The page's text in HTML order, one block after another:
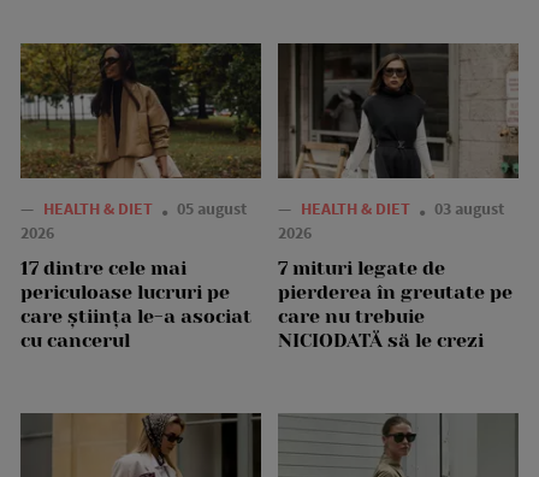
— HEALTH & DIET
05 august
2026
17 dintre cele mai
periculoase lucruri pe
care știința le-a asociat
cu cancerul
— HEALTH & DIET
03 august
2026
7 mituri legate de
pierderea în greutate pe
care nu trebuie
NICIODATĂ să le crezi